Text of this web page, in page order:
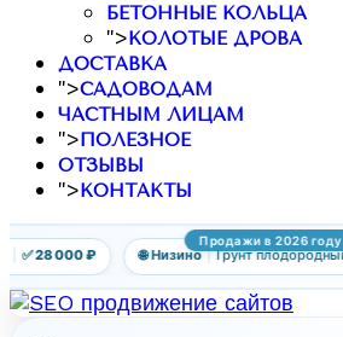
БЕТОННЫЕ КОЛЬЦА
">КОЛОТЫЕ ДРОВА
ДОСТАВКА
">САДОВОДАМ
ЧАСТНЫМ ЛИЦАМ
">ПОЛЕЗНОЕ
ОТЗЫВЫ
">КОНТАКТЫ
Продажи в 2026 году
✅ 28 000 ₽ 🌐 Низино | Грунт плодородный